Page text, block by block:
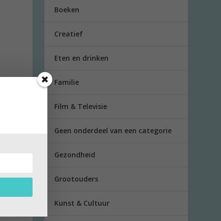
Boeken
Creatief
Eten en drinken
Familie
Film & Televisie
Geen onderdeel van een categorie
Gezondheid
Grootouders
Kunst & Cultuur